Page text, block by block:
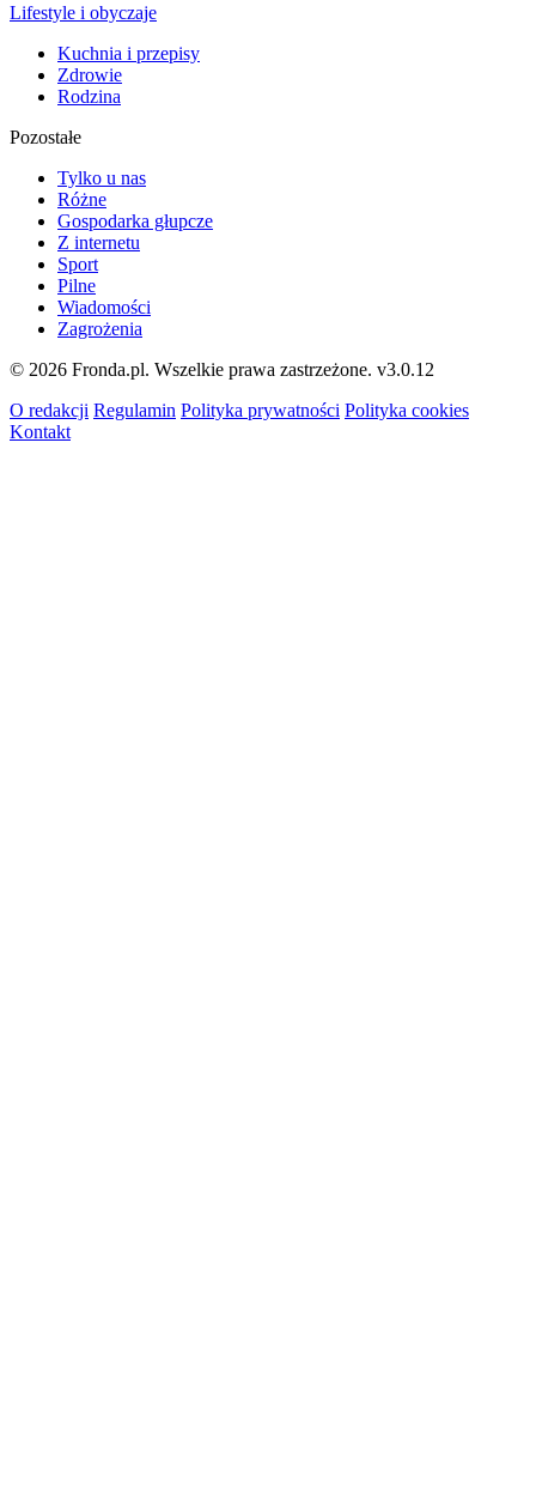
Lifestyle i obyczaje
Kuchnia i przepisy
Zdrowie
Rodzina
Pozostałe
Tylko u nas
Różne
Gospodarka głupcze
Z internetu
Sport
Pilne
Wiadomości
Zagrożenia
© 2026 Fronda.pl. Wszelkie prawa zastrzeżone. v3.0.12
O redakcji Regulamin Polityka prywatności Polityka cookies
Kontakt